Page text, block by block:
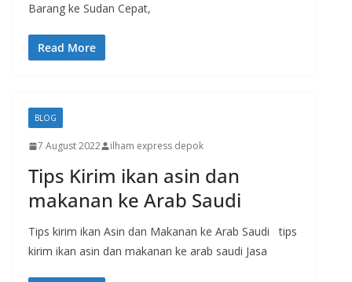
Barang ke Sudan Cepat,
Read More
BLOG
7 August 2022 ilham express depok
Tips Kirim ikan asin dan
makanan ke Arab Saudi
Tips kirim ikan Asin dan Makanan ke Arab Saudi tips
kirim ikan asin dan makanan ke arab saudi Jasa